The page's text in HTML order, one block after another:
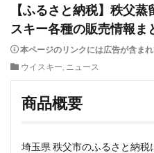
【ふるさと納税】秩父
スキー各種の販売情報ま
本ページのリンクには広告が含まれ
ウイスキー, ニュース
商品概要
埼玉県 秩父市のふるさと納